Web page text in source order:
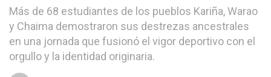
Más de 68 estudiantes de los pueblos Kariña, Warao
y Chaima demostraron sus destrezas ancestrales
en una jornada que fusionó el vigor deportivo con el
orgullo y la identidad originaria.